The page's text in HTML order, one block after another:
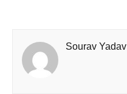
Sourav Yadav